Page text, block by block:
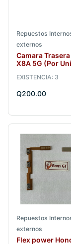
Repuestos
externos
Camara
X8A 5G (Por
EXISTENCIA: 3
Q200.00
Repuestos
externos
Flex power